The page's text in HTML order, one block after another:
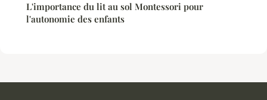
L'importance du lit au sol Montessori pour
l'autonomie des enfants